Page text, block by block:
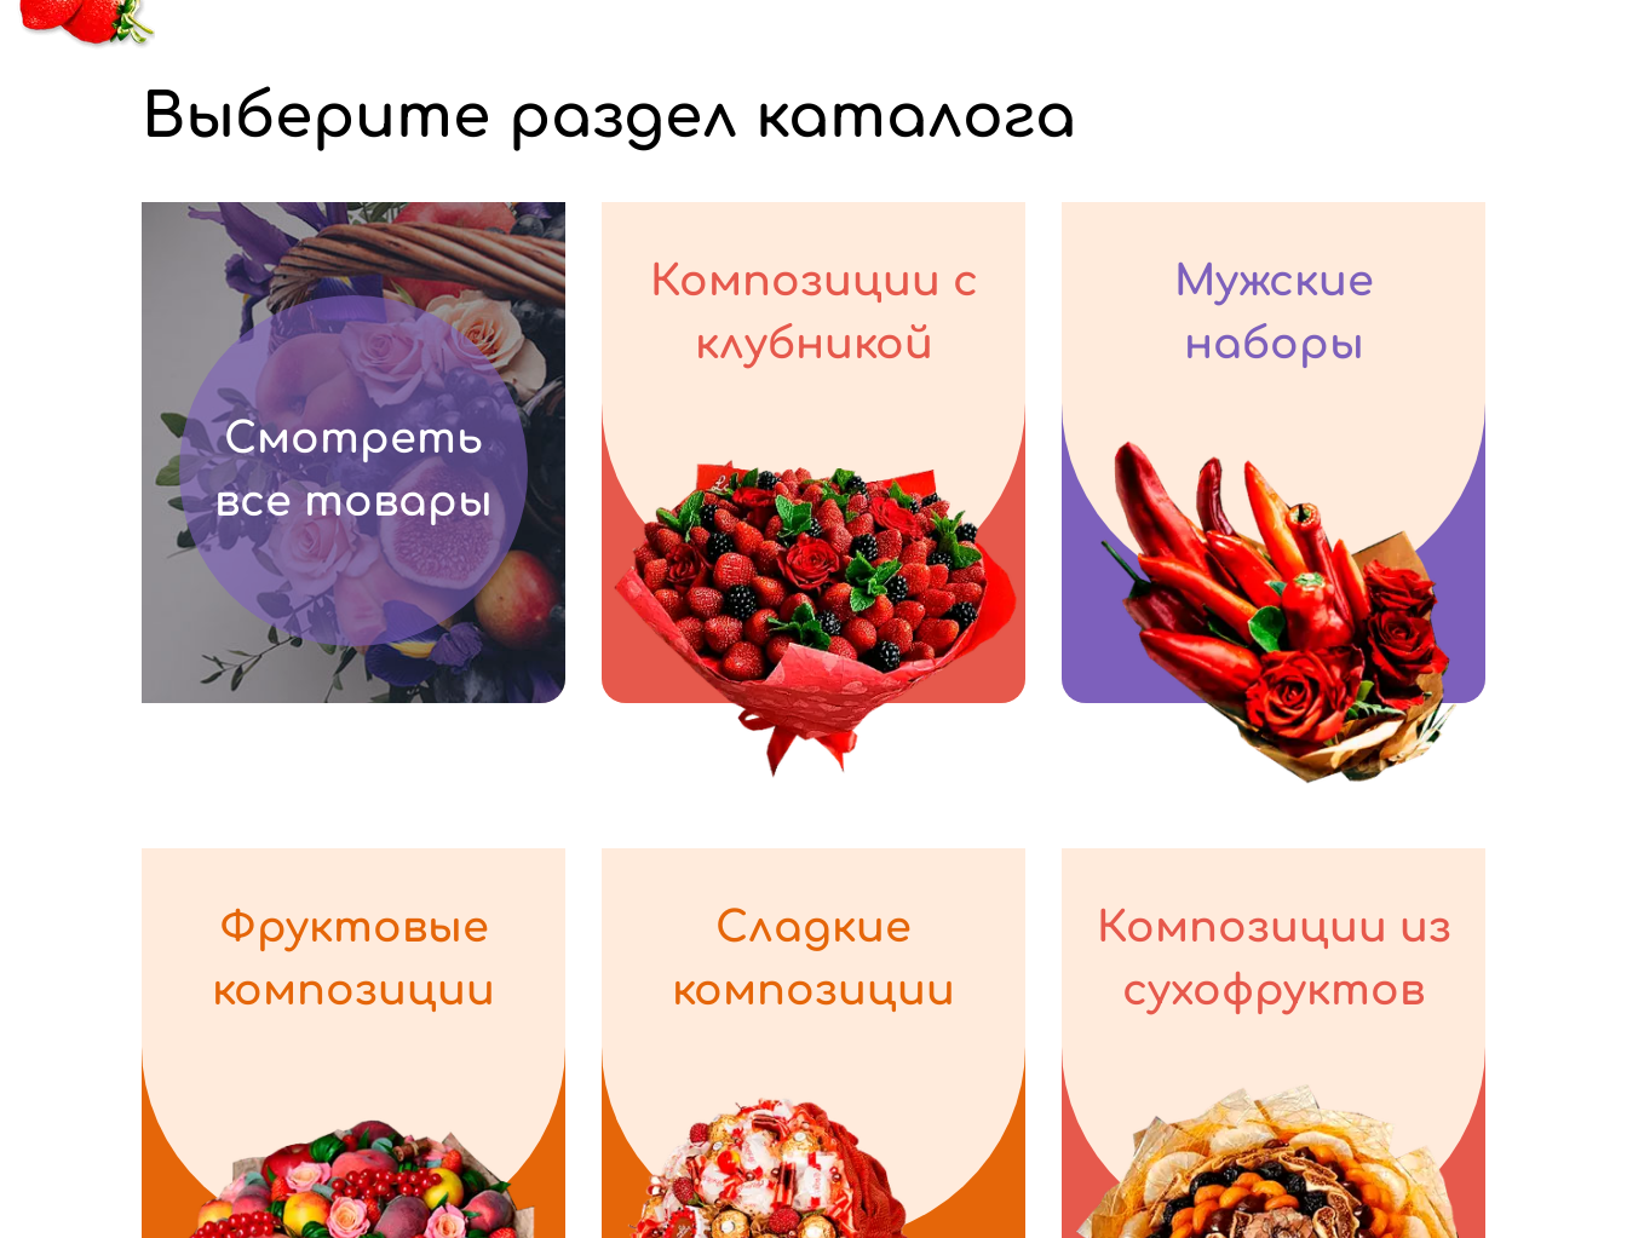
Выберите раздел каталога
Смотреть
все товары
Композиции с
клубникой
Мужские
наборы
Фруктовые
композиции
Сладкие
композиции
Композиции из
сухофруктов